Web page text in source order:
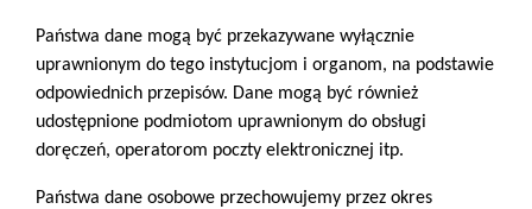
Państwa dane mogą być przekazywane wyłącznie
uprawnionym do tego instytucjom i organom, na podstawie
odpowiednich przepisów. Dane mogą być również
udostępnione podmiotom uprawnionym do obsługi
doręczeń, operatorom poczty elektronicznej itp.
Państwa dane osobowe przechowujemy przez okres